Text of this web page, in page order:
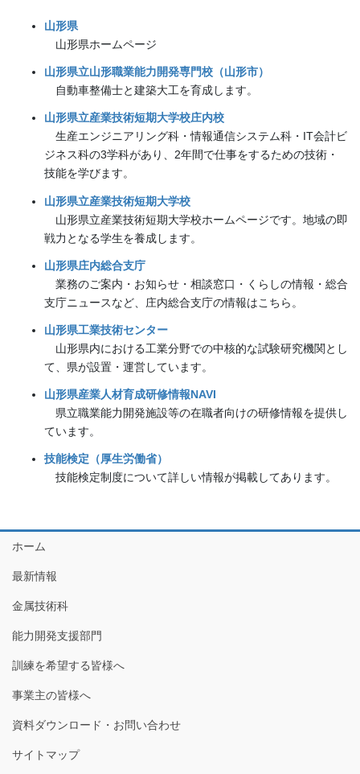
山形県
山形県ホームページ
山形県立山形職業能力開発専門校（山形市）
自動車整備士と建築大工を育成します。
山形県立産業技術短期大学校庄内校
生産エンジニアリング科・情報通信システム科・IT会計ビ
ジネス科の3学科があり、2年間で仕事をするための技術・
技能を学びます。
山形県立産業技術短期大学校
山形県立産業技術短期大学校ホームページです。地域の即
戦力となる学生を養成します。
山形県庄内総合支庁
業務のご案内・お知らせ・相談窓口・くらしの情報・総合
支庁ニュースなど、庄内総合支庁の情報はこちら。
山形県工業技術センター
山形県内における工業分野での中核的な試験研究機関とし
て、県が設置・運営しています。
山形県産業人材育成研修情報NAVI
県立職業能力開発施設等の在職者向けの研修情報を提供し
ています。
技能検定（厚生労働省）
技能検定制度について詳しい情報が掲載してあります。
ホーム
最新情報
金属技術科
能力開発支援部門
訓練を希望する皆様へ
事業主の皆様へ
資料ダウンロード・お問い合わせ
サイトマップ